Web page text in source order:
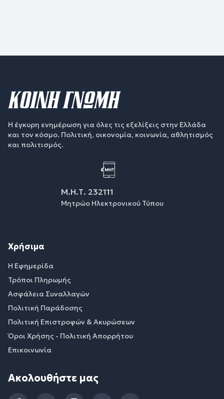
Η έγκυρη ενημέρωση για όλες τις εξελίξεις στην Ελλάδα
και τον κόσμο. Πολιτική, οικονομία, κοινωνία, αθλητισμός
και πολιτισμός.
Μ.Η.Τ. 232111
Μητρώο Ηλεκτρονικού Τύπου
Χρήσιμα
Η Εφημερίδα
Τρόποι Πληρωμής
Ασφάλεια Συναλλαγών
Πολιτική Παράδοσης
Πολιτική Επιστροφών & Ακυρώσεων
Όροι Χρήσης - Πολιτική Απορρήτου
Επικοινωνία
Ακολουθήστε μας